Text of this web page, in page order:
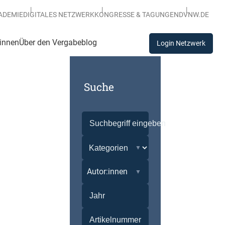
DIGITALES NETZWERKKONGRESSE & TAGUNGENDVNW.DE
Über den Vergabeblog Login Netzwerk
Suche
Autor:innen